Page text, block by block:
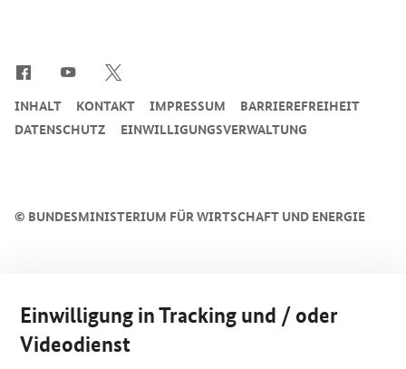
© BUNDESMINISTERIUM FÜR WIRTSCHAFT UND ENERGIE
INHALT KONTAKT IMPRESSUM
BARRIEREFREIHEIT
DATENSCHUTZ
EINWILLIGUNGSVERWALTUNG
Einwilligung in Tracking und / oder
Videodienst